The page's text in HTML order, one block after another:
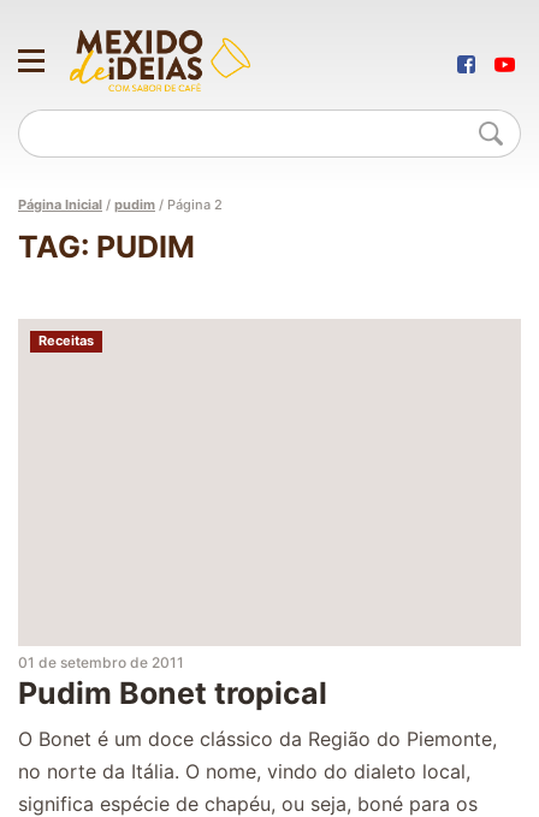
Página Inicial / pudim / Página 2
TAG: PUDIM
Receitas
01 de setembro de 2011
Pudim Bonet tropical
O Bonet é um doce clássico da Região do Piemonte,
no norte da Itália. O nome, vindo do dialeto local,
significa espécie de chapéu, ou seja, boné para os